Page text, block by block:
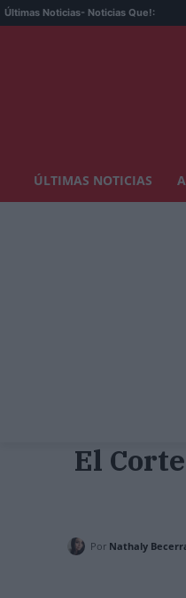
Últimas Noticias- Noticias Que!:
ÚLTIMAS NOTICIAS
El
Por Nathaly